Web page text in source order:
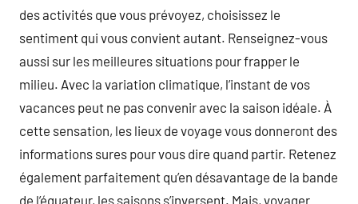
des activités que vous prévoyez, choisissez le
sentiment qui vous convient autant. Renseignez-vous
aussi sur les meilleures situations pour frapper le
milieu. Avec la variation climatique, l’instant de vos
vacances peut ne pas convenir avec la saison idéale. À
cette sensation, les lieux de voyage vous donneront des
informations sures pour vous dire quand partir. Retenez
également parfaitement qu’en désavantage de la bande
de l’équateur, les saisons s’inversent. Mais, voyager